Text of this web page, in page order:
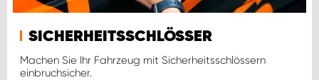
SICHERHEITSSCHLÖSSER
Machen Sie Ihr Fahrzeug mit Sicherheitsschlössern
einbruchsicher.